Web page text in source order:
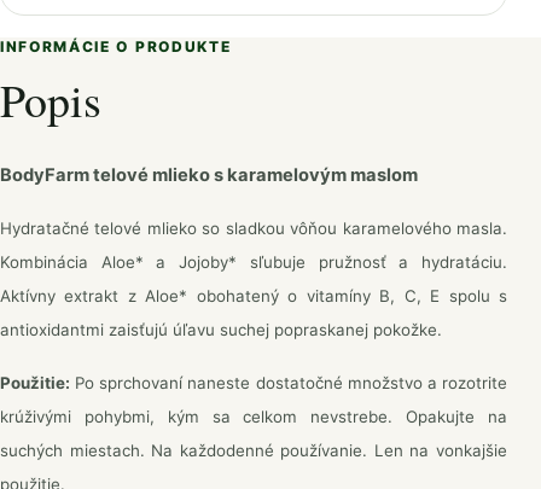
INFORMÁCIE O PRODUKTE
Popis
BodyFarm telové mlieko s karamelovým maslom
Hydratačné telové mlieko so sladkou vôňou karamelového masla.
Kombinácia Aloe* a Jojoby* sľubuje pružnosť a hydratáciu.
Aktívny extrakt z Aloe* obohatený o vitamíny B, C, E spolu s
antioxidantmi zaisťujú úľavu suchej popraskanej pokožke.
Použitie: Po sprchovaní naneste dostatočné množstvo a rozotrite
krúživými pohybmi, kým sa celkom nevstrebe. Opakujte na
suchých miestach. Na každodenné používanie. Len na vonkajšie
použitie.